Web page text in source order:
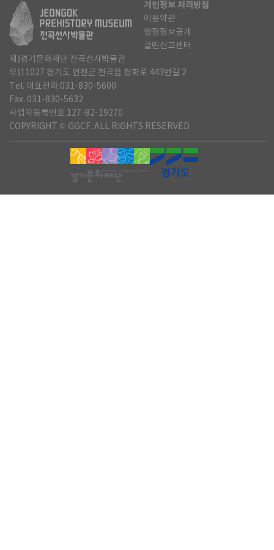
개인정보 처리방침
이용약관
행정정보공개
클린신고센터
재)경기문화재단 전곡선사박물관
우)11027 경기도 연천군 전곡읍 평화로 443번길 2
Tel. 대표전화:031-830-5600
Fax. 031-830-5632
사업자등록번호 127-82-19270
COPYRIGHT © GGCF. ALL RIGHTS RESERVED